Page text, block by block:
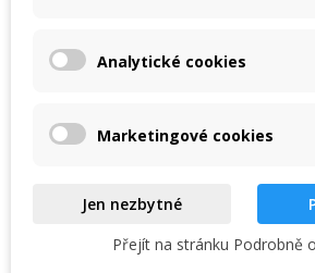
polyesterové pryskyřice a skleněné
Vysoce pevná plastová základna
Plastové víko o velkém průměru
Filtrace je osazená 1“ kolektory a
add_circle_outline Create new list
Zrušit
Analytické cookies
Marketingové cookies
Jen nezbytné
Přejít na stránku Podrobně